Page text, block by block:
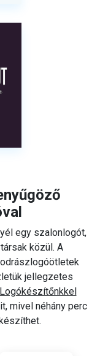
egy szalonlogót,
közül. A
jellegzetes
Logókészítőnkkel
mivel néhány perc